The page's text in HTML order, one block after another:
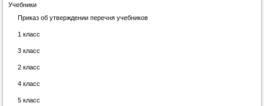
Учебники
Приказ об утверждении перечня учебников
1 класс
3 класс
2 класс
4 класс
5 класс